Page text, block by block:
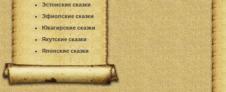
Эстонские сказки
Эфиопские сказки
Юкагирские сказки
Якутские сказки
Японские сказки